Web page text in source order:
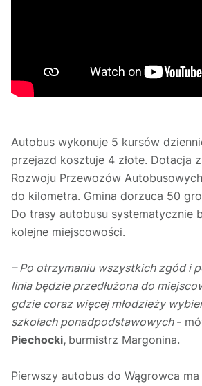
Autobus wykonuje 5 kursów
przejazd kosztuje 4 złote. Dotacja
Rozwoju Przewozów
do kilometra. Gmina dorzuca 50
Do trasy autobusu systematycznie
kolejne miejscowości.
– Po otrzymaniu wszystkich zgód i
linia będzie przedłużona do
gdzie coraz więcej młodzieży
szkołach ponadpodstawowych -
Piechocki, burmistrz Margonina.
Pierwszy autobus do Wągrowca